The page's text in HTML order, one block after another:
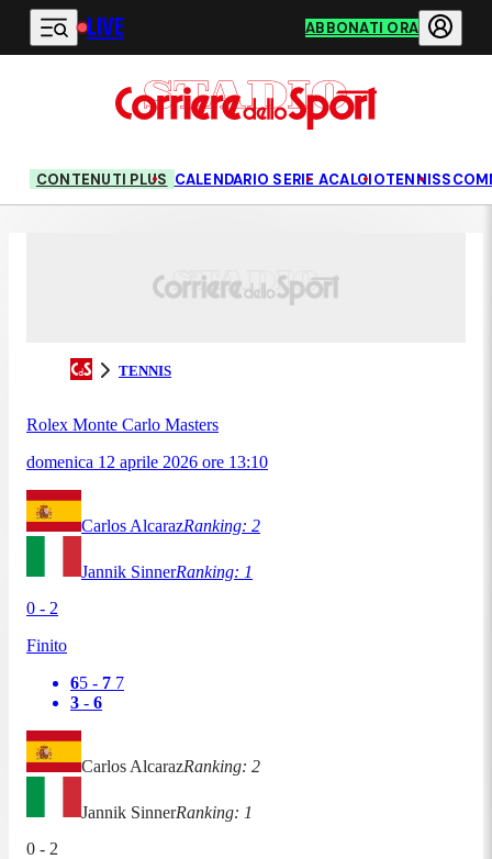
Vai al contenuto principale
LIVE ABBONATI ORA
CONTENUTI PLUS CALENDARIO SERIE ACALCIOTENNIS
TENNIS
Rolex Monte Carlo Masters
domenica 12 aprile 2026 ore 13:10
Carlos AlcarazRanking: 2
Jannik SinnerRanking: 1
0 - 2
Finito
65 - 7 7
3 - 6
Carlos AlcarazRanking: 2
Jannik SinnerRanking: 1
0 - 2